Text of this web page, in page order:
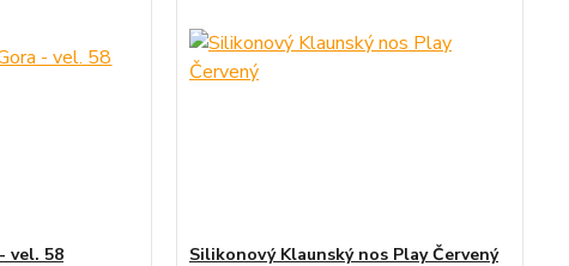
vel. 58 Silikonový Klaunský nos Play Červený